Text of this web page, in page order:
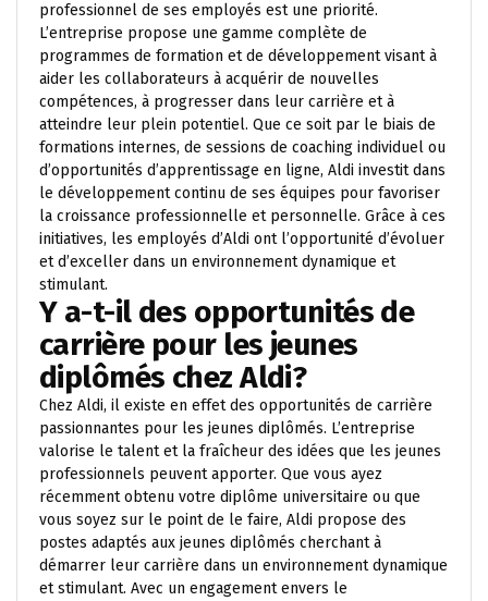
professionnel de ses employés est une priorité.
L’entreprise propose une gamme complète de
programmes de formation et de développement visant à
aider les collaborateurs à acquérir de nouvelles
compétences, à progresser dans leur carrière et à
atteindre leur plein potentiel. Que ce soit par le biais de
formations internes, de sessions de coaching individuel ou
d’opportunités d’apprentissage en ligne, Aldi investit dans
le développement continu de ses équipes pour favoriser
la croissance professionnelle et personnelle. Grâce à ces
initiatives, les employés d’Aldi ont l’opportunité d’évoluer
et d’exceller dans un environnement dynamique et
stimulant.
Y a-t-il des opportunités de
carrière pour les jeunes
diplômés chez Aldi?
Chez Aldi, il existe en effet des opportunités de carrière
passionnantes pour les jeunes diplômés. L’entreprise
valorise le talent et la fraîcheur des idées que les jeunes
professionnels peuvent apporter. Que vous ayez
récemment obtenu votre diplôme universitaire ou que
vous soyez sur le point de le faire, Aldi propose des
postes adaptés aux jeunes diplômés cherchant à
démarrer leur carrière dans un environnement dynamique
et stimulant. Avec un engagement envers le